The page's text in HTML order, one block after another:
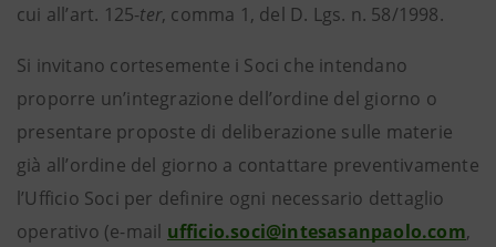
cui all’art. 125-ter, comma 1, del D. Lgs. n. 58/1998.
Si invitano cortesemente i Soci che intendano
proporre un’integrazione dell’ordine del giorno o
presentare proposte di deliberazione sulle materie
già all’ordine del giorno a contattare preventivamente
l’Ufficio Soci per definire ogni necessario dettaglio
operativo (e-mail ufficio.soci@intesasanpaolo.com,